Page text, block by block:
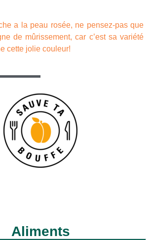
a la peau rosée, ne pensez-pas que
de mûrissement, car c’est sa variété
cette jolie couleur!
Aliments